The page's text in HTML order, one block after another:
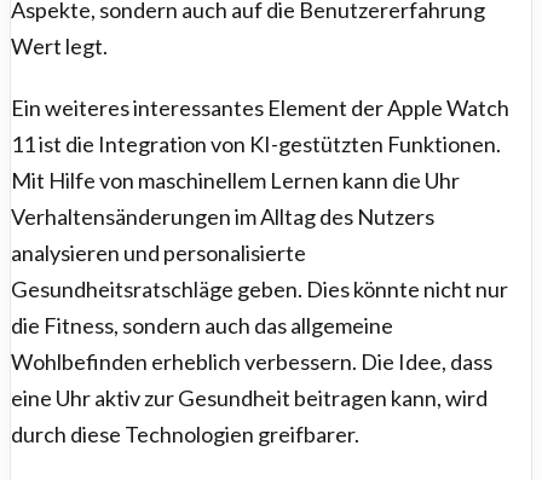
Aspekte, sondern auch auf die Benutzererfahrung
Wert legt.
Ein weiteres interessantes Element der Apple Watch
11 ist die Integration von KI-gestützten Funktionen.
Mit Hilfe von maschinellem Lernen kann die Uhr
Verhaltensänderungen im Alltag des Nutzers
analysieren und personalisierte
Gesundheitsratschläge geben. Dies könnte nicht nur
die Fitness, sondern auch das allgemeine
Wohlbefinden erheblich verbessern. Die Idee, dass
eine Uhr aktiv zur Gesundheit beitragen kann, wird
durch diese Technologien greifbarer.